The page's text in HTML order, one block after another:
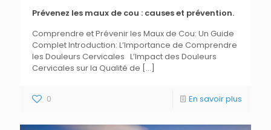
Prévenez les maux de cou : causes et prévention.
Comprendre et Prévenir les Maux de Cou: Un Guide
Complet Introduction: L’Importance de Comprendre
les Douleurs Cervicales L’Impact des Douleurs
Cervicales sur la Qualité de […]
0 En savoir plus